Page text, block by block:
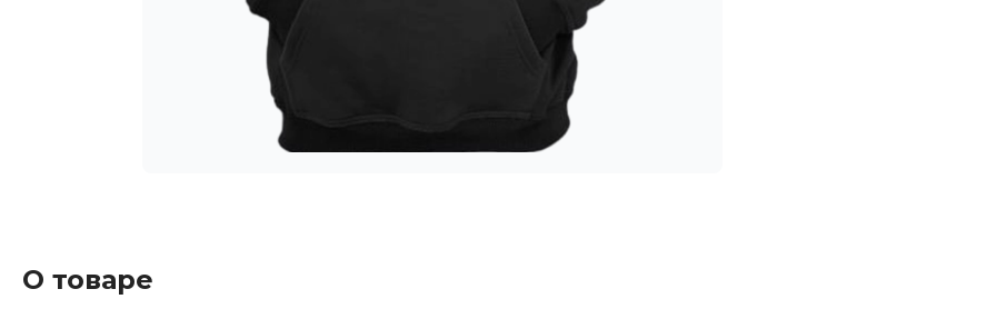
О товаре